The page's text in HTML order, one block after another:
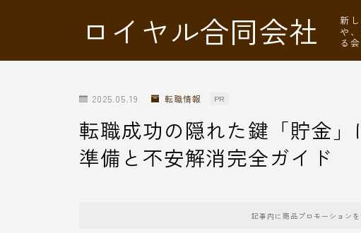
ロイヤル合同会社
新
や
る
2025.05.19 転職情報 PR
転職成功の隠れた鍵「貯金
準備と不安解消完全ガイド
記事内に商品プロモーション